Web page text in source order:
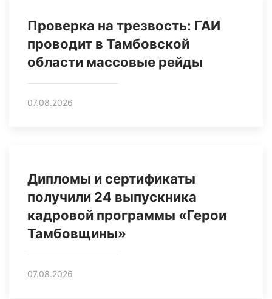
Проверка на трезвость: ГАИ
проводит в Тамбовской
области массовые рейды
07.08.2026
Дипломы и сертификаты
получили 24 выпускника
кадровой программы «Герои
Тамбовщины»
07.08.2026